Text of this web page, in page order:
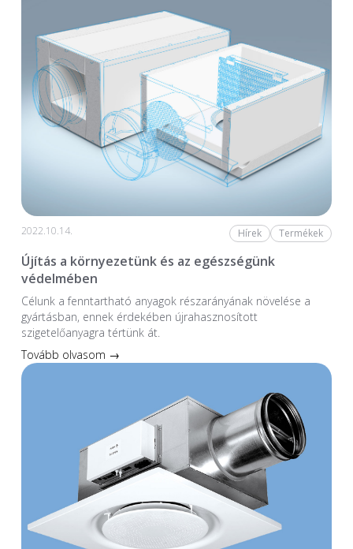
2022.10.14. Hírek Termékek
Újítás a környezetünk és az egészségünk
védelmében
Célunk a fenntartható anyagok részarányának növelése a
gyártásban, ennek érdekében újrahasznosított
szigetelőanyagra tértünk át.
Tovább olvasom →